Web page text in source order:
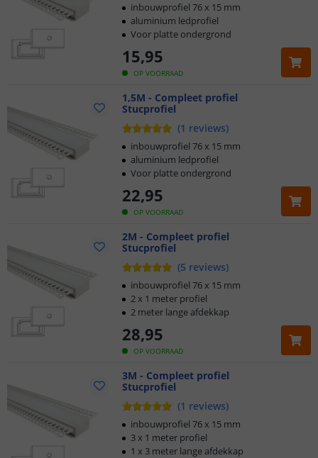
OP VOORRAAD
15,95
inbouwprofiel 76 x 15 mm
aluminium ledprofiel
Voor platte ondergrond
1,5M - Compleet profiel
Stucprofiel
(1 reviews)
OP VOORRAAD
22,95
inbouwprofiel 76 x 15 mm
aluminium ledprofiel
Voor platte ondergrond
2M - Compleet profiel
Stucprofiel
(5 reviews)
OP VOORRAAD
28,95
inbouwprofiel 76 x 15 mm
2 x 1 meter profiel
2 meter lange afdekkap
3M - Compleet profiel
Stucprofiel
(1 reviews)
inbouwprofiel 76 x 15 mm
3 x 1 meter profiel
1 x 3 meter lange afdekkap
Klantbeoordeling 9.1
Voor 23:45 uur besteld,morgen in huis